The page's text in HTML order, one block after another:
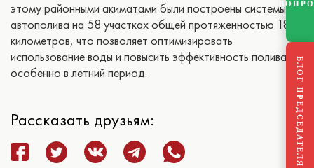
этому районными акиматами были построены системы
автополива на 58 участках общей протяженностью 187
километров, что позволяет оптимизировать
использование воды и повысить эффективность полива,
особенно в летний период.
Рассказать друзьям: БЛОГ ПРЕДСЕДАТЕЛЯ